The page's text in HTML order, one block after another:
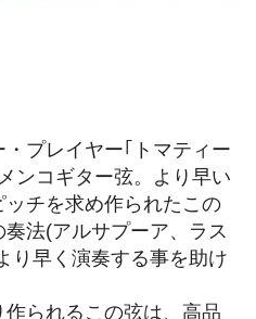
プレイヤー｢トマティー
ンコギター弦。より早い
チを求め作られたこの
法(アルサプーア、ラス
り早く演奏する事を助け
られるこの弦は、高品